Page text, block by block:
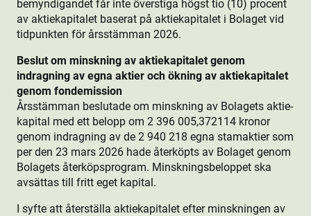
bemyndigandet får inte överstiga högst tio (10) procent
av aktie­kapitalet baserat på aktie­kapitalet i Bolaget vid
tidpunkten för årsstämman 2026.
Beslut om minskning av aktie­kapitalet genom
indragning av egna aktie­r och ökning av aktie­kapitalet
genom fondemission
Årsstämman beslutade om minskning av Bolagets aktie­
kapital med ett belopp om 2 396 005,372114 kronor
genom indragning av de 2 940 218 egna stamaktie­r som
per den 23 mars 2026 hade återköpts av Bolaget genom
Bolagets återköpsprogram. Minskningsbeloppet ska
avsättas till fritt eget kapital.
I syfte att återställa aktie­kapitalet efter minskningen av